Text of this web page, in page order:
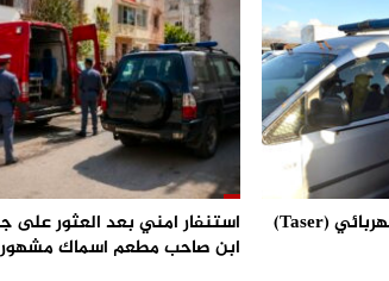
استعمال مسدس الصعق الكهربائي (Taser)
استنفار امني بعد العثور على
ابن صاحب مطعم اسماك